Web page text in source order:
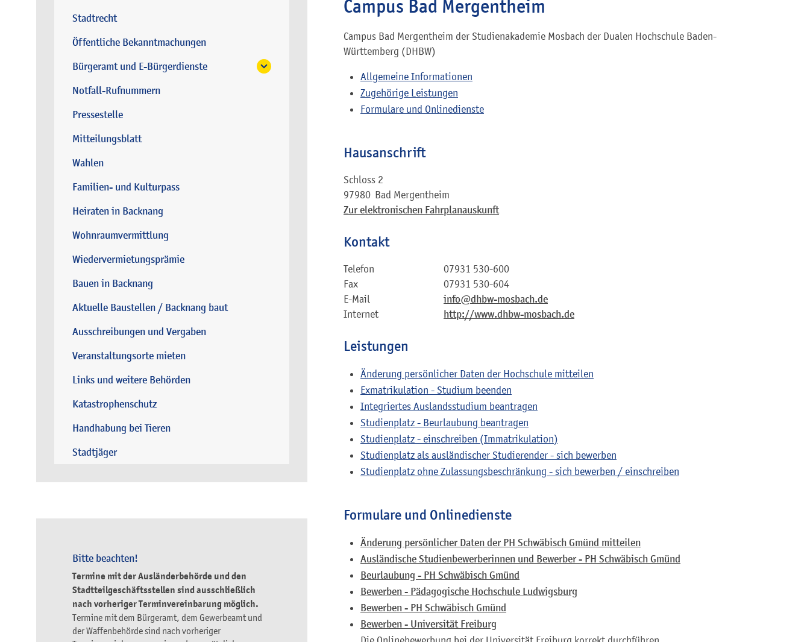
Stadtrecht
Öffentliche Bekanntmachungen
Bürgeramt und E-Bürgerdienste
Notfall-Rufnummern
Pressestelle
Mitteilungsblatt
Wahlen
Familien- und Kulturpass
Heiraten in Backnang
Wohnraumvermittlung
Wiedervermietungsprämie
Bauen in Backnang
Aktuelle Baustellen / Backnang baut
Ausschreibungen und Vergaben
Veranstaltungsorte mieten
Links und weitere Behörden
Katastrophenschutz
Handhabung bei Tieren
Stadtjäger
Bitte beachten!
Termine mit der Ausländerbehörde und den
Stadtteilgeschäftsstellen sind ausschließlich
nach vorheriger Terminvereinbarung möglich.
Termine mit dem Bürgeramt, dem Gewerbeamt und
der Waffenbehörde sind nach vorheriger
Campus Bad Mergentheim
Campus Bad Mergentheim der Studienakademie Mosbach der Dualen Hochschule Baden-
Württemberg (DHBW)
Allgemeine Informationen
Zugehörige Leistungen
Formulare und Onlinedienste
Hausanschrift
Schloss 2
97980 Bad Mergentheim
Zur elektronischen Fahrplanauskunft
Kontakt
Telefon
07931 530-600
Fax
07931 530-604
E-Mail
info@dhbw-mosbach.de
Internet http://www.dhbw-mosbach.de
Leistungen
Änderung persönlicher Daten der Hochschule mitteilen
Exmatrikulation - Studium beenden
Integriertes Auslandsstudium beantragen
Studienplatz - Beurlaubung beantragen
Studienplatz - einschreiben (Immatrikulation)
Studienplatz als ausländischer Studierender - sich bewerben
Studienplatz ohne Zulassungsbeschränkung - sich bewerben / einschreiben
Formulare und Onlinedienste
Änderung persönlicher Daten der PH Schwäbisch Gmünd mitteilen
Ausländische Studienbewerberinnen und Bewerber - PH Schwäbisch Gmünd
Beurlaubung - PH Schwäbisch Gmünd
Bewerben - Pädagogische Hochschule Ludwigsburg
Bewerben - PH Schwäbisch Gmünd
Bewerben - Universität Freiburg